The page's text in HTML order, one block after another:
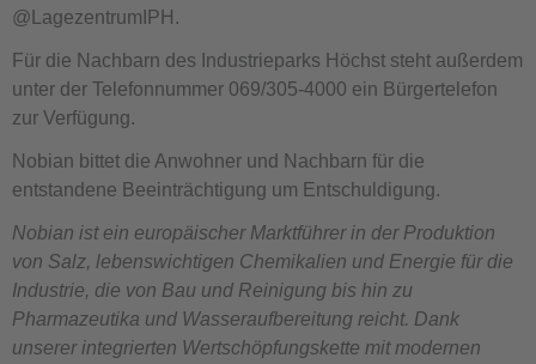
@LagezentrumIPH.
Für die Nachbarn des Industrieparks Höchst steht außerdem
unter der Telefonnummer 069/305-4000 ein Bürgertelefon
zur Verfügung.
Nobian bittet die Anwohner und Nachbarn für die
entstandene Beeinträchtigung um Entschuldigung.
Nobian ist ein europäischer Marktführer in der Produktion
von Salz, lebenswichtigen Chemikalien und Energie für die
Industrie, die von Bau und Reinigung bis hin zu
Pharmazeutika und Wasseraufbereitung reicht. Dank
unserer integrierten Wertschöpfungskette mit modernen